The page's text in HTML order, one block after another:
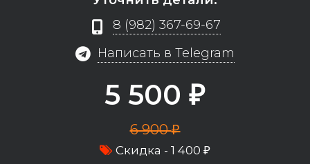
8 (982) 367-69-67
Написать в Telegram
5 500 ₽
6 900₽
Скидка - 1 400 ₽